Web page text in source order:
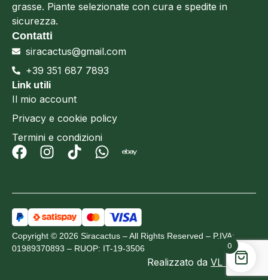
grasse. Piante selezionate con cura e spedite in
sicurezza.
Contatti
siracactus@gmail.com
+39 351 687 7893
Link utili
Il mio account
Privacy e cookie policy
Termini e condizioni
Copyright © 2026 Siracactus – All Rights Reserved – P.IVA:
01989370893 – RUOP: IT-19-3506
Realizzato da VL Design
0